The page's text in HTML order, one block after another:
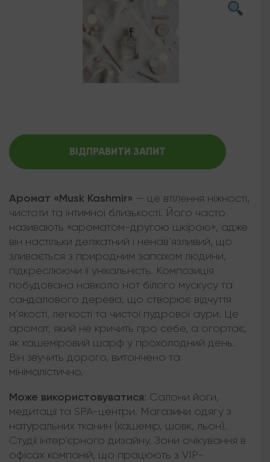
ВІДПРАВИТИ ЗАПИТ
Аромат «Musk Kashmir» — це втілення ніжності,
чистоти та інтимної близькості. Його часто
називають «ароматом-другою шкірою», адже
він настільки делікатний і ненав’язливий, що
зливається з природним запахом людини,
підкреслюючи її унікальність. Композиція
побудована навколо нот білого мускусу та
сандалового дерева, що створює відчуття
м’якості, легкості та чистої пудрової аури. Це
аромат, який не кричить про себе, а огортає,
як кашеміровий шарф у прохолодний день.
Він звучить дорого, витончено та
мінімалістично.
Може використовуватися: Салони йоги,
медитації та SPA-центри. Магазини одягу з
натуральних тканин (кашемір, шовк, льон).
Студії інтер’єрного дизайну. Зони очікування в
офісах компаній, що працюють з VIP-